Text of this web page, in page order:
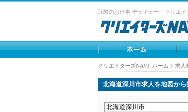
近隣のお仕事 デザイナー・クリエ
クリエイターズNAVI ホーム 求人
北海道深川市求人を地図から